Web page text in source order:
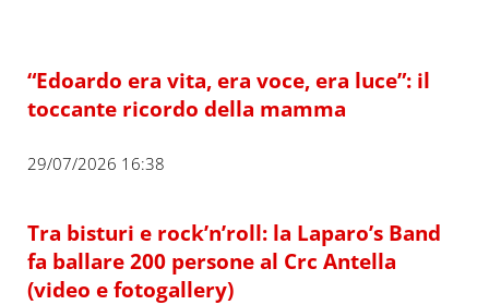
“Edoardo era vita, era voce, era luce”: il
toccante ricordo della mamma
29/07/2026 16:38
Tra bisturi e rock’n’roll: la Laparo’s Band
fa ballare 200 persone al Crc Antella
(video e fotogallery)